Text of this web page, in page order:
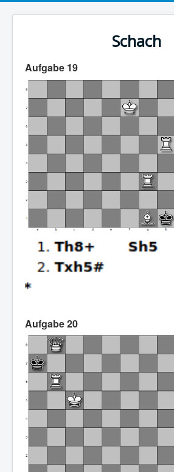
Schach
Aufgabe 19
Aufgabe 20